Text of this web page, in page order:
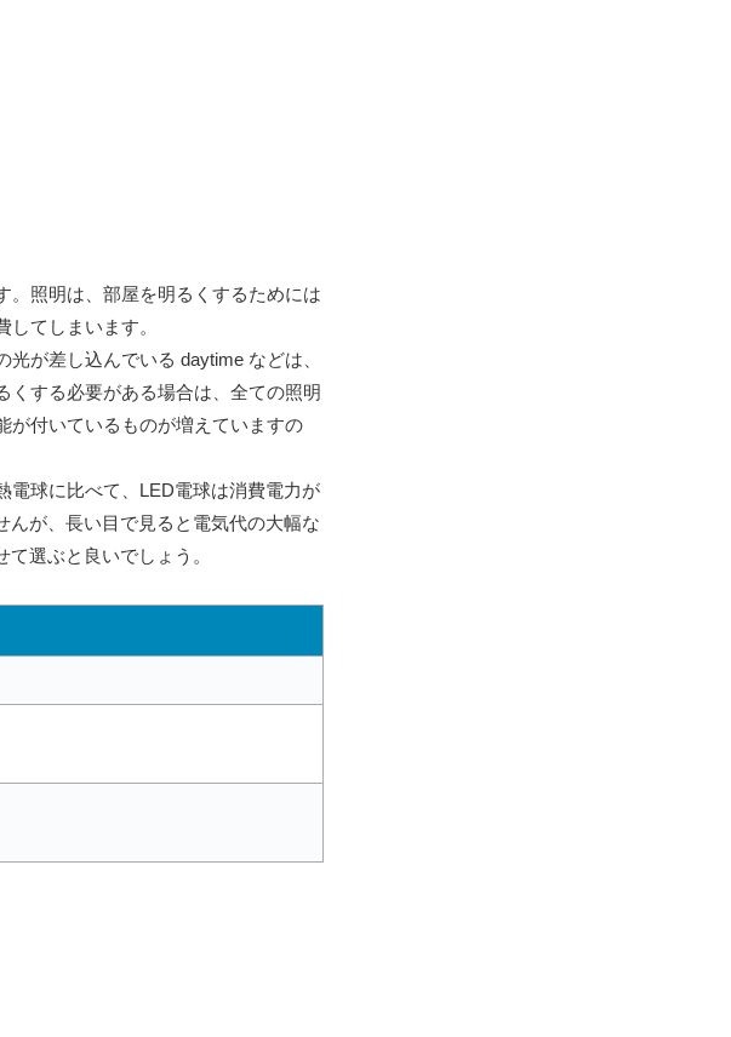
。照明は、部屋を明るくするためには
てしまいます。
が差し込んでいる daytime などは、
くする必要がある場合は、全ての照明
が付いているものが増えていますの
電球に比べて、LED電球は消費電力が
が、長い目で見ると電気代の大幅な
選ぶと良いでしょう。